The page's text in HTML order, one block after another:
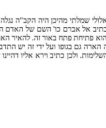
שמלתי מהיכן היה
אל אברם כו' השם של האדם
והוא פתיחת פתח באור זה.
גם בגופו ועל ידי זה יש
ולכן כתיב וירא אליו